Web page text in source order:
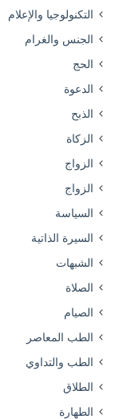
التكنولوجيا والإعلام
الجنس والغرام
الحج
الدعوة
الذبح
الزكاة
الزواج
الزواج
السياسة
السيرة الذاتية
الشبهات
الصلاة
الصيام
الطب المعاصر
الطب والتداوي
الطلاق
الطهارة